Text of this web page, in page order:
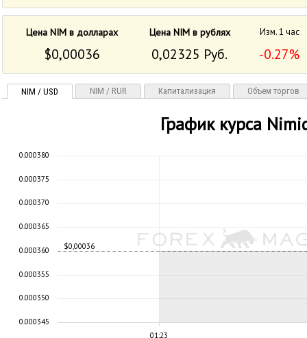
Цена NIM в долларах Цена NIM в рублях Изм. 1 час
$0,00036 0,02325 Руб. -0.27%
NIM / USD NIM / RUR Капитализация Объем торгов
График курса
01:23
$0,00036
0.000345
0.000350
0.000355
0.000360
0.000365
0.000370
0.000375
0.000380